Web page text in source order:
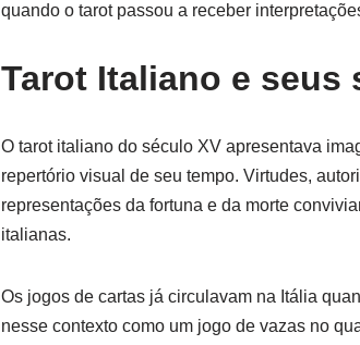
quando o tarot passou a receber
Tarot Italiano e seus
O tarot italiano do século XV apresentava
repertório visual de seu tempo. Virtudes,
representações da fortuna e da morte
italianas.
Os jogos de cartas já circulavam na Itália
nesse contexto como um jogo de vazas no